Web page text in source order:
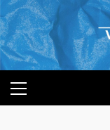
Skip
to
content
PRIMARY
MENU